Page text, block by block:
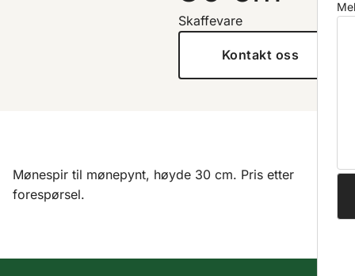
Skaffevare
Kontakt oss
Mønespir til mønepynt, høyde 30 cm. Pris etter
forespørsel.